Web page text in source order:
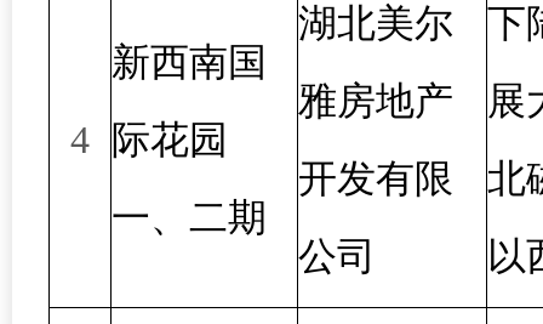
4
新西南国
际花园
一、二期
湖北美尔
雅房地产
开发有限
公司
下
展
北
以